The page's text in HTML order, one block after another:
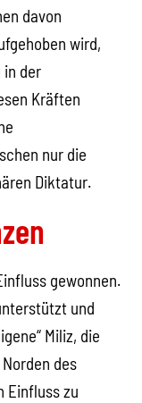
davon
wird,
in der
Kräften
nur die
Diktatur.
gewonnen.
und
Miliz, die
des
Einfluss zu